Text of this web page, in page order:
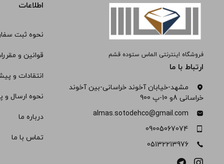
فروشگاه اینترنتی الماس ستوده قشم
ارتباط با ما
مشهد-خیابان آخوند خراسانی-بین آخوند
خراسانی 8و 10-پ 900
almas.sotodehco@gmail.com
09005067074
05132213976
اطلاعات
نحوه ثبت
قوانین و
انتقادات و
نحوه ارسال و
درباره ما
تماس با ما